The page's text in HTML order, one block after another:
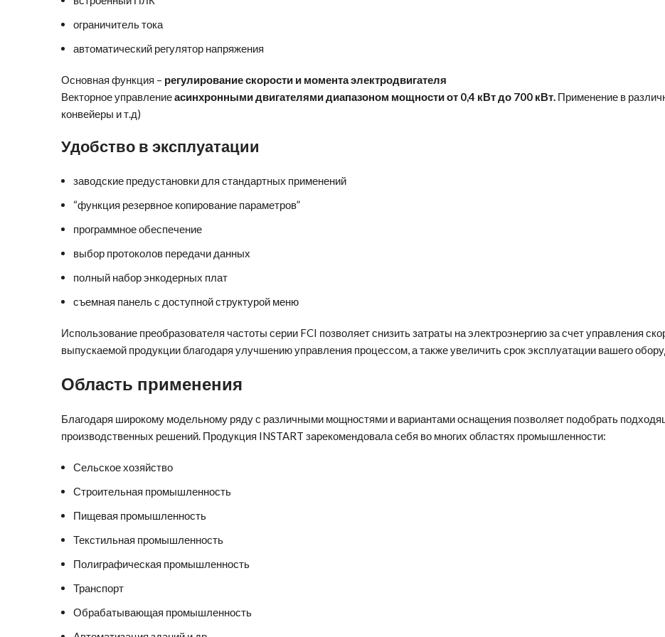
ограничитель тока
автоматический регулятор напряжения
Основная функция – регулирование скорости и момента электродвигателя
Векторное управлениеасинхронными двигателямидиапазоном мощности от 0,4 кВт до 700 кВт. Применение в
конвейеры и т.д)
Удобство в эксплуатации
заводские предустановки для стандартных применений
“функция резервное копирование параметров”
программное обеспечение
выбор протоколов передачи данных
полный набор энкодерных плат
съемная панель с доступной структурой меню
Использование преобразователя частоты серии FCI позволяет снизить затраты на электроэнергию за счет управления
выпускаемой продукции благодаря улучшению управления процессом, а также увеличить срок эксплуатации вашего
Область применения
Благодаря широкому модельному ряду с различными мощностями и вариантами оснащения позволяет подобрать
производственных решений. Продукция INSTART зарекомендовала себя во многих областях промышленности:
Сельское хозяйство
Строительная промышленность
Пищевая промышленность
Текстильная промышленность
Полиграфическая промышленность
Транспорт
Обрабатывающая промышленность